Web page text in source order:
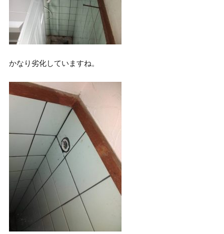
かなり劣化していますね。